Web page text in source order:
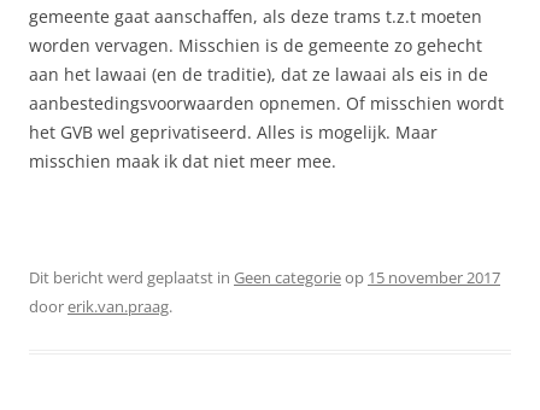
gemeente gaat aanschaffen, als deze trams t.z.t moeten
worden vervagen. Misschien is de gemeente zo gehecht
aan het lawaai (en de traditie), dat ze lawaai als eis in de
aanbestedingsvoorwaarden opnemen. Of misschien wordt
het GVB wel geprivatiseerd. Alles is mogelijk. Maar
misschien maak ik dat niet meer mee.
Dit bericht werd geplaatst in Geen categorieop 15 november 2017
doorerik.van.praag.